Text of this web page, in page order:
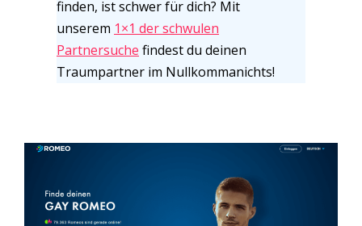
finden, ist schwer für dich? Mit
unserem 1×1 der schwulen
Partnersuche findest du deinen
Traumpartner im Nullkommanichts!